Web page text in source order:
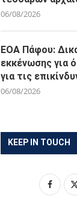
06/08/2026
ΕΟΑ Πάφου:
εκκένωσης για
για τις
06/08/2026
KEEP IN TOUCH